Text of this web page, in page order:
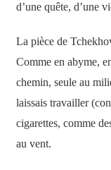
d’une quête, d’une
La pièce de
Comme en abyme,
chemin, seule au
laissais travailler
cigarettes, comme
au vent.